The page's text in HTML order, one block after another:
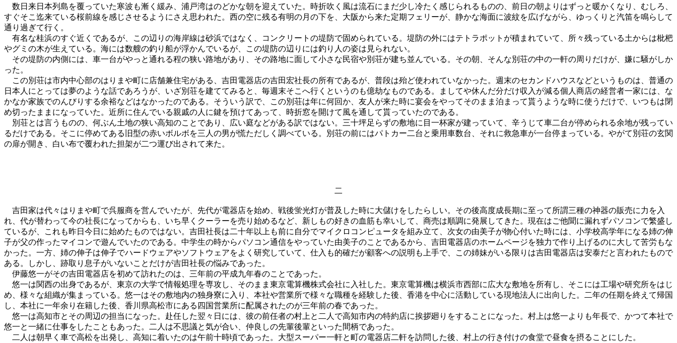
数日来日本列島を覆っていた寒波も漸く緩み、浦戸湾はのどかな朝を迎えていた。時折吹く風は流石にまだ少し冷たく感じられるものの、前日の朝よりはずっと暖かくなり、むしろ、
すぐそこ迄来ている桜前線を感じさせるようにさえ思われた。西の空に残る有明の月の下を、大阪から来た定期フェリーが、静かな海面に波紋を広げながら、ゆっくりと汽笛を鳴らして
通り過ぎて行く。
有名な桂浜のすぐ近くであるが、この辺りの海岸線は砂浜ではなく、コンクリートの堤防で固められている。堤防の外にはテトラポットが積まれていて、所々残っている土からは枇杷
やグミの木が生えている。海には数艘の釣り船が浮かんでいるが、この堤防の辺りには釣り人の姿は見られない。
その堤防の内側には、車一台がやっと通れる程の狭い路地があり、その路地に面して小さな民宿や別荘が建ち並んでいる。その朝、そんな別荘の中の一軒の周りだけが、嫌に騒がしか
った。
この別荘は市内中心部のはりまや町に店舗兼住宅がある、吉田電器店の吉田宏社長の所有であるが、普段は殆ど使われていなかった。週末のセカンドハウスなどというものは、普通の
日本人にとっては夢のような話であろうが、いざ別荘を建ててみると、毎週末そこへ行くというのも億劫なものである。ましてや休んだ分だけ収入が減る個人商店の経営者一家には、な
かなか家族でのんびりする余裕などはなかったのである。そういう訳で、この別荘は年に何回か、友人が来た時に宴会をやってそのまま泊まって貰うような時に使うだけで、いつもは閉
め切ったままになっていた。近所に住んでいる親戚の人に鍵を預けてあって、時折窓を開けて風を通して貰っていたのである。
別荘とは言うものの、何ぶん土地の狭い高知のことであり、広い庭などがある訳ではない。三十坪足らずの敷地に目一杯家が建っていて、辛うじて車二台が停められる余地が残ってい
るだけである。そこに停めてある旧型の赤いボルボを三人の男が慌ただしく調べている。別荘の前にはパトカー二台と乗用車数台、それに救急車が一台停まっている。やがて別荘の玄関
の扉が開き、白い布で覆われた担架が二つ運び出されて来た。
二
吉田家は代々はりまや町で呉服商を営んでいたが、先代が電器店を始め、戦後蛍光灯が普及した時に大儲けをしたらしい。その後高度成長期に至って所謂三種の神器の販売に力を入
れ、代が替わって今の社長になってからも、いち早くクーラーを売り始めるなど、新しもの好きの血筋も幸いして、商売は順調に発展してきた。現在はご他聞に漏れずパソコンで繁盛し
ているが、これも昨日今日に始めたものではない。吉田社長は二十年以上も前に自分でマイクロコンピュータを組み立て、次女の由美子が物心付いた時には、小学校高学年になる姉の伸
子が父の作ったマイコンで遊んでいたのである。中学生の時からパソコン通信をやっていた由美子のことであるから、吉田電器店のホームページを独力で作り上げるのに大して苦労もな
かった。一方、姉の伸子は伸子でハードウェアやソフトウェアをよく研究していて、仕入も的確だが顧客への説明も上手で、この姉妹がいる限りは吉田電器店は安泰だと言われたもので
ある。しかし、跡取り息子がいないことだけが吉田社長の悩みであった。
伊藤悠一がその吉田電器店を初めて訪れたのは、三年前の平成九年春のことであった。
悠一は関西の出身であるが、東京の大学で情報処理を専攻し、そのまま東京電算機株式会社に入社した。東京電算機は横浜市西部に広大な敷地を所有し、そこには工場や研究所をはじ
め、様々な組織が集まっている。悠一はその敷地内の独身寮に入り、本社や営業所で様々な職種を経験した後、香港を中心に活動している現地法人に出向した。二年の任期を終えて帰国
し、本社に一年余り在籍した後、香川県高松市にある四国営業所に配属されたのが三年前の春であった。
悠一は高知市とその周辺の担当になった。赴任した翌々日には、彼の前任者の村上と二人で高知市内の特約店に挨拶廻りをすることになった。村上は悠一よりも年長で、かつて本社で
悠一と一緒に仕事をしたこともあった。二人は不思議と気が合い、仲良しの先輩後輩といった間柄であった。
二人は朝早く車で高松を出発し、高知に着いたのは午前十時頃であった。大型スーパー一軒と町の電器店二軒を訪問した後、村上の行き付けの食堂で昼食を摂ることにした。